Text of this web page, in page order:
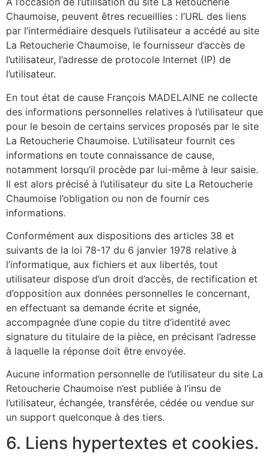
Chaumoise, peuvent êtres recueillies : l’URL des liens
par l’intermédiaire desquels l’utilisateur a accédé au site
La Retoucherie Chaumoise, le fournisseur d’accès de
l’utilisateur, l’adresse de protocole Internet (IP) de
l’utilisateur.
En tout état de cause François MADELAINE ne collecte
des informations personnelles relatives à l’utilisateur que
pour le besoin de certains services proposés par le site
La Retoucherie Chaumoise. L’utilisateur fournit ces
informations en toute connaissance de cause,
notamment lorsqu’il procède par lui-même à leur saisie.
Il est alors précisé à l’utilisateur du site La Retoucherie
Chaumoise l’obligation ou non de fournir ces
informations.
Conformément aux dispositions des articles 38 et
suivants de la loi 78-17 du 6 janvier 1978 relative à
l’informatique, aux fichiers et aux libertés, tout
utilisateur dispose d’un droit d’accès, de rectification et
d’opposition aux données personnelles le concernant,
en effectuant sa demande écrite et signée,
accompagnée d’une copie du titre d’identité avec
signature du titulaire de la pièce, en précisant l’adresse
à laquelle la réponse doit être envoyée.
Aucune information personnelle de l’utilisateur du site La
Retoucherie Chaumoise n’est publiée à l’insu de
l’utilisateur, échangée, transférée, cédée ou vendue sur
un support quelconque à des tiers.
6. Liens hypertextes et cookies.